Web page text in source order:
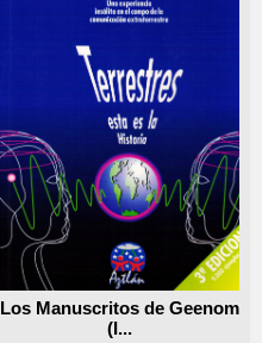
Los Manuscritos de Geenom
(I...